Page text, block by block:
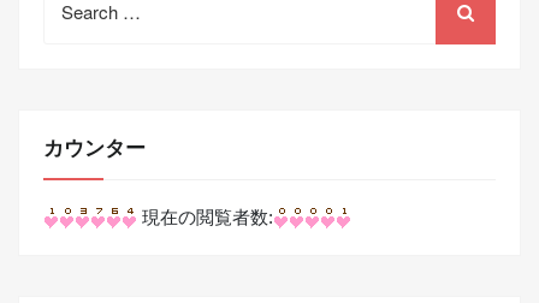
for:
カウンター
現在の閲覧者数: